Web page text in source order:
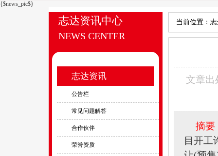
{$news_pic$}
当前位置：
文章出
摘
目开工
志达资讯中心
NEWS CENTER
志达资讯
公告栏
常见问题解答
合作伙伴
荣誉资质